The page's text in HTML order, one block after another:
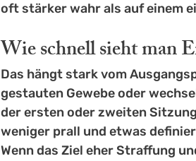
oft stärker wahr als auf einem
Wie schnell sieht man
Das hängt stark vom
gestauten Gewebe oder
der ersten oder zweiten
weniger prall und etwas
Wenn das Ziel eher Straffung